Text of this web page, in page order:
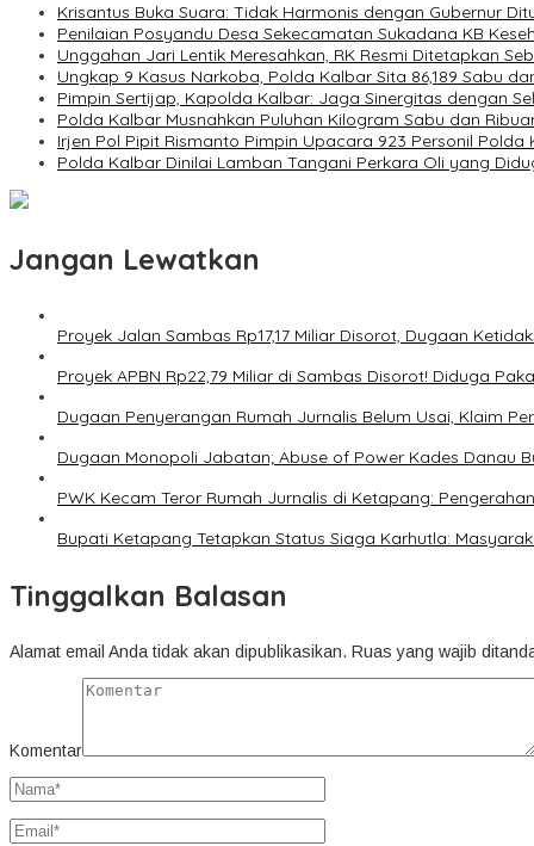
Krisantus Buka Suara: Tidak Harmonis dengan Gubernur
Penilaian Posyandu Desa Sekecamatan Sukadana KB
Unggahan Jari Lentik Meresahkan, RK Resmi Ditetapkan
Ungkap 9 Kasus Narkoba, Polda Kalbar Sita 86,189 Sabu
Pimpin Sertijap, Kapolda Kalbar: Jaga Sinergitas dengan
Polda Kalbar Musnahkan Puluhan Kilogram Sabu dan
Irjen Pol Pipit Rismanto Pimpin Upacara 923 Personil Polda
Polda Kalbar Dinilai Lamban Tangani Perkara Oli yang
Jangan Lewatkan
Proyek Jalan Sambas Rp17,17 Miliar Disorot, Dugaan
Proyek APBN Rp22,79 Miliar di Sambas Disorot! Diduga
Dugaan Penyerangan Rumah Jurnalis Belum Usai, Klaim
Dugaan Monopoli Jabatan; Abuse of Power Kades Danau
PWK Kecam Teror Rumah Jurnalis di Ketapang:
Bupati Ketapang Tetapkan Status Siaga Karhutla:
Tinggalkan Balasan
Alamat email Anda tidak akan dipublikasikan. Ruas yang wajib
Komentar